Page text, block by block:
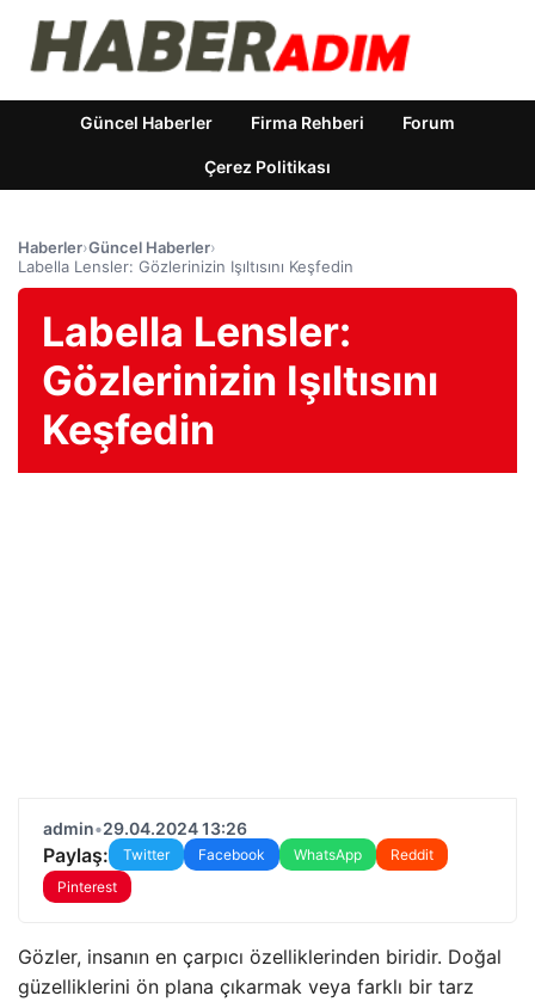
Güncel Haberler Firma Rehberi Forum
Çerez Politikası
Haberler›Güncel Haberler›
Labella Lensler: Gözlerinizin Işıltısını Keşfedin
Labella Lensler:
Gözlerinizin Işıltısını
Keşfedin
admin•29.04.2024 13:26
Paylaş: Twitter Facebook WhatsApp
Reddit
Pinterest
Gözler, insanın en çarpıcı özelliklerinden biridir. Doğal
güzelliklerini ön plana çıkarmak veya farklı bir tarz